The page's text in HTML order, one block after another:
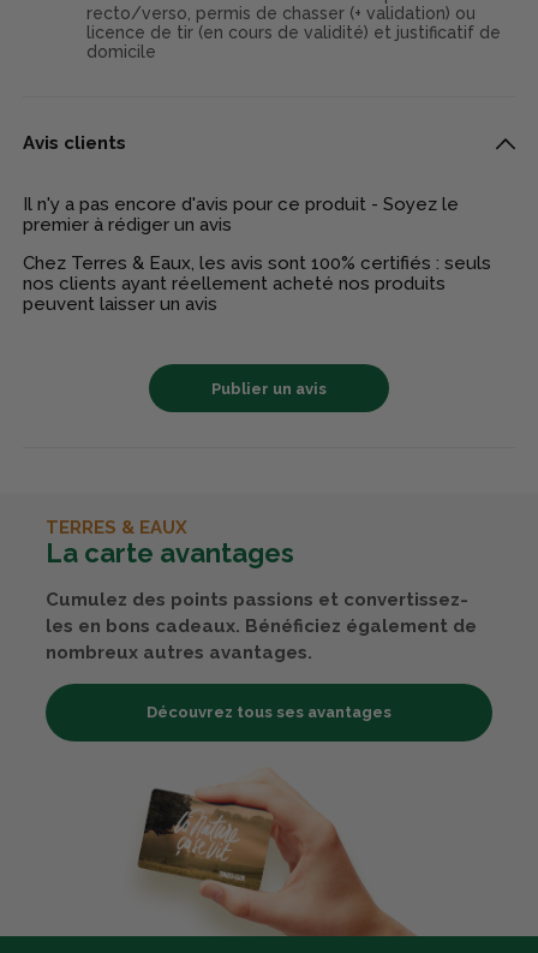
recto/verso, permis de chasser (+ validation) ou
licence de tir (en cours de validité) et justificatif de
domicile
Avis clients
Il n'y a pas encore d'avis pour ce produit - Soyez le
premier à rédiger un avis
Chez Terres & Eaux, les avis sont 100% certifiés : seuls
nos clients ayant réellement acheté nos produits
peuvent laisser un avis
Publier un avis
TERRES & EAUX
La carte avantages
Cumulez des points passions et convertissez-
les en bons cadeaux. Bénéficiez également de
nombreux autres avantages.
Découvrez tous ses avantages